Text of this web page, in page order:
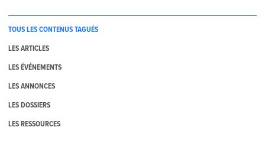
TOUS LES CONTENUS TAGUÉS
LES ARTICLES
LES ÉVÉNEMENTS
LES ANNONCES
LES DOSSIERS
LES RESSOURCES